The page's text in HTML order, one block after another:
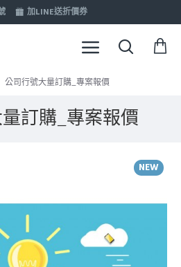
加LINE送折價券
公司行號大量訂購_專案報價
訂購_專案報價
NEW